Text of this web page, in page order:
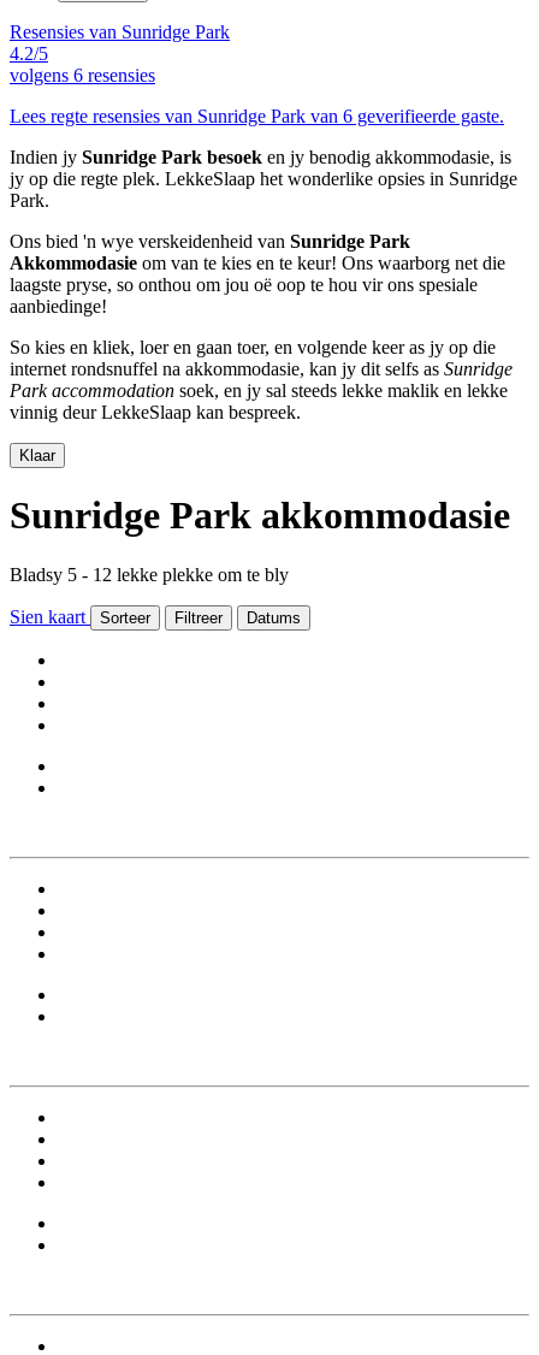
Resensies van Sunridge Park
4.2/5
volgens 6 resensies
Lees regte resensies van Sunridge Park van 6 geverifieerde gaste.
Indien jy Sunridge Park besoek en jy benodig akkommodasie, is
jy op die regte plek. LekkeSlaap het wonderlike opsies in Sunridge
Park.
Ons bied 'n wye verskeidenheid van Sunridge Park
Akkommodasie om van te kies en te keur! Ons waarborg net die
laagste pryse, so onthou om jou oë oop te hou vir ons spesiale
aanbiedinge!
So kies en kliek, loer en gaan toer, en volgende keer as jy op die
internet rondsnuffel na akkommodasie, kan jy dit selfs as Sunridge
Park accommodation soek, en jy sal steeds lekke maklik en lekke
vinnig deur LekkeSlaap kan bespreek.
Klaar
Sunridge Park akkommodasie
Bladsy 5 - 12 lekke plekke om te bly
Sien kaart Sorteer Filtreer Datums